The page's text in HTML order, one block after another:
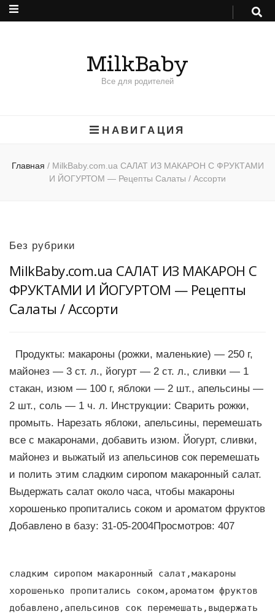
MilkBaby
Все для родителей
НАВИГАЦИЯ
Главная / MilkBaby.com.ua САЛАТ ИЗ МАКАРОН С ФРУКТАМИ
И ЙОГУРТОМ — Рецепты Салаты / Ассорти
Без рубрики
MilkBaby.com.ua САЛАТ ИЗ МАКАРОН С
ФРУКТАМИ И ЙОГУРТОМ — Рецепты
Салаты / Ассорти
Продукты: макароны (рожки, маленькие) — 250 г,
майонез — 3 ст. л., йогурт — 2 ст. л., сливки — 1
стакан, изюм — 100 г, яблоки — 2 шт., апельсины —
2 шт., соль — 1 ч. л. Инструкции: Сварить рожки,
промыть. Нарезать яблоки, апельсины, перемешать
все с макаронами, добавить изюм. Йогурт, сливки,
майонез и выжатый из апельсинов сок перемешать
и полить этим сладким сиропом макаронный салат.
Выдержать салат около часа, чтобы макароны
хорошенько пропитались соком и ароматом фруктов
Добавлено в базу: 31-05-2004Просмотров: 407
сладким сиропом макаронный салат,макароны
хорошенько пропитались соком,ароматом фруктов
добавлено,апельсинов сок перемешать,выдержать